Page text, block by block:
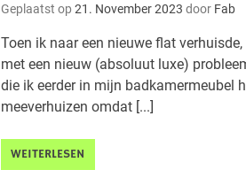
Geplaatst op21. November 2023 door Fab
Toen ik naar een nieuwe flat
met een nieuw (absoluut luxe)
die ik eerder in mijn badkamermeubel
meeverhuizen omdat [...]
WEITERLESEN